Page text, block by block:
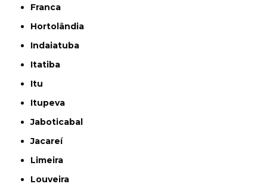
Franca
Hortolândia
Indaiatuba
Itatiba
Itu
Itupeva
Jaboticabal
Jacareí
Limeira
Louveira